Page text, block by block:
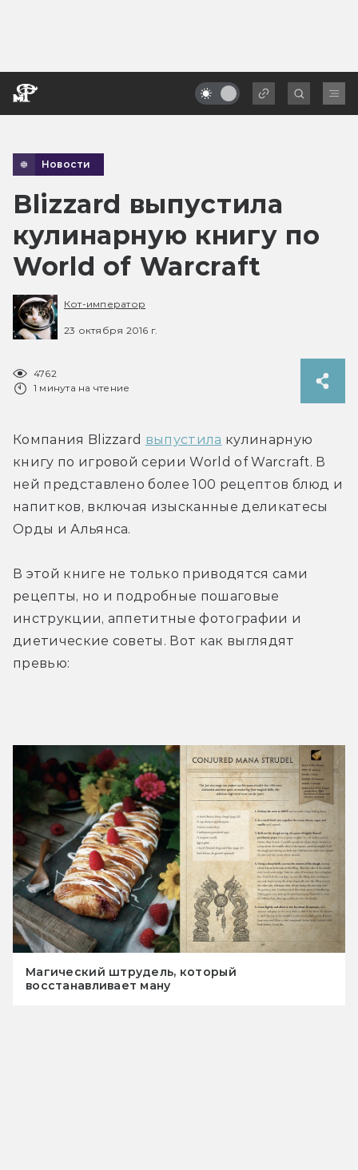
Новости
Blizzard выпустила
кулинарную книгу по
World of Warcraft
Кот-император
23 октября 2016 г.
4762
1 минута на чтение
Компания Blizzard выпустила кулинарную
книгу по игровой серии World of Warcraft. В
ней представлено более 100 рецептов блюд и
напитков, включая изысканные деликатесы
Орды и Альянса.
В этой книге не только приводятся сами
рецепты, но и подробные пошаговые
инструкции, аппетитные фотографии и
диетические советы. Вот как выглядят
превью:
Магический штрудель, который
восстанавливает ману